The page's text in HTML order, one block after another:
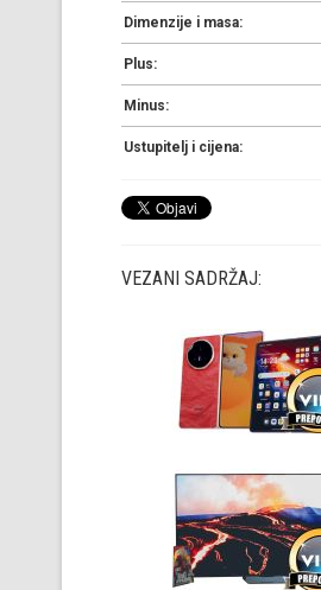
Dimenzije i masa:
Plus:
Minus:
Ustupitelj i cijena:
VEZANI SADRŽAJ: